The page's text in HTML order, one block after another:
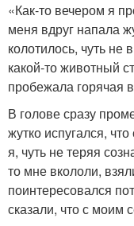
«Как-то вечером я
меня вдруг напала
колотилось, чуть не
какой-то животный
пробежала горячая
В голове сразу
жутко испугался,
я, чуть не теряя
то мне вкололи,
поинтересовался
сказали, что с моим